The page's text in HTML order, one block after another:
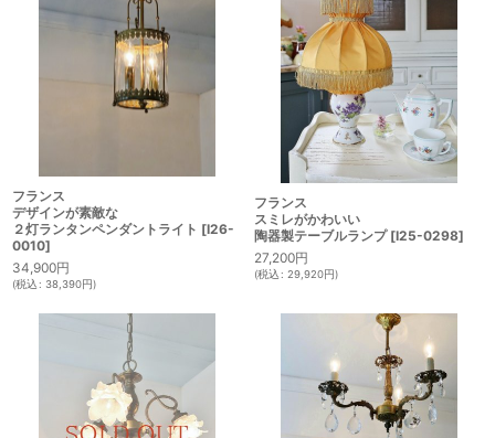
フランス
デザインが素敵な
２灯ランタンペンダントライト [I26-
0010]
34,900円
(税込: 38,390円)
フランス
スミレがかわいい
陶器製テーブルランプ [I25-0298]
27,200円
(税込: 29,920円)